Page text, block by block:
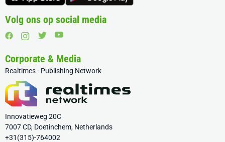
Volg ons op social media
Corporate & Media
Realtimes - Publishing Network
Innovatieweg 20C
7007 CD, Doetinchem, Netherlands
+31(315)-764002